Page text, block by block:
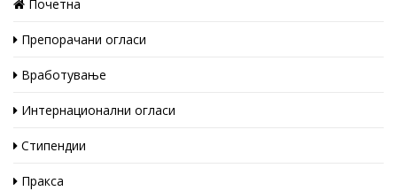
Почетна
Препорачани огласи
Вработување
Интернационални огласи
Стипендии
Пракса